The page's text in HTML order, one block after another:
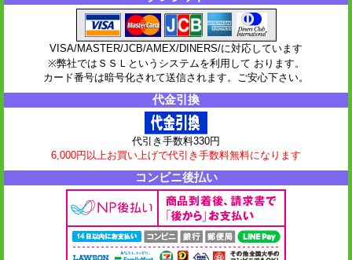
VISA/MASTER/JCB/AMEX/DINERS/に対応しています
※弊社ではＳＳＬというシステムを利用して おります。
カード番号は暗号化されて送信されます。ご安心下さい。
代金引換
代引き手数料330円
6,000円以上お買い上げで代引き手数料無料になります
コンビニ後払い